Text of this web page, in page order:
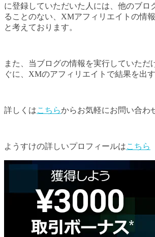
に登録していただいた人には、他のブロ
ることのない、XMアフィリエイトの情
と考えております。
また、当ブログの情報を実行していただ
ぐに、XMのアフィリエイトで結果を出
詳しくはこちらからお気軽にお問い合わ
ようすけの詳しいプロフィールはこちら